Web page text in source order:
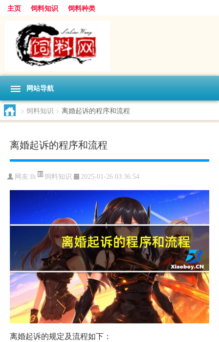
主页 饲料知识 饲料种类
网站导航
> 饲料知识 > 离婚起诉的程序和流程
离婚起诉的程序和流程
网友: lh 饲料知识 2025-01-26 03:36:54
离婚起诉的规定及流程如下：